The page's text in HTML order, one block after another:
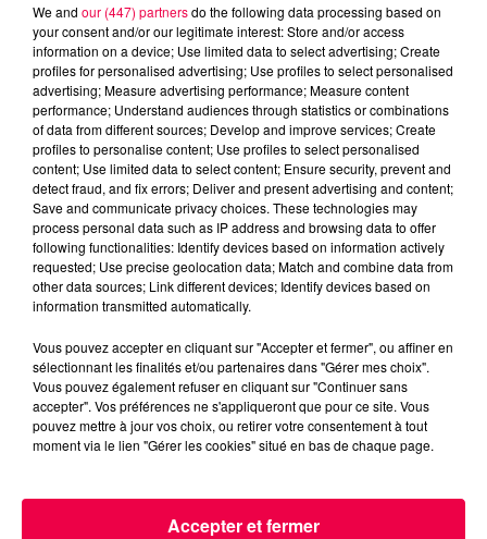
Flash infos
Crédit :Flash infos
18_La_Case_Oncle_Fred_du_jeudi_03_fvrier.mp3
We and our (447) partnersdo the following data processing based on
your consent and/or our legitimate interest: Store and/or access
information on a device; Use limited data to select advertising; Create
profiles for personalised advertising; Use profiles to select personalised
advertising; Measure advertising performance; Measure content
performance; Understand audiences through statistics or combinations
of data from different sources; Develop and improve services; Create
profiles to personalise content; Use profiles to select personalised
content; Use limited data to select content; Ensure security, prevent and
detect fraud, and fix errors; Deliver and present advertising and content;
Save and communicate privacy choices. These technologies may
process personal data such as IP address and browsing data to offer
following functionalities: Identify devices based on information actively
requested; Use precise geolocation data; Match and combine data from
other data sources; Link different devices; Identify devices based on
information transmitted automatically.
Vous pouvez accepter en cliquant sur "Accepter et fermer", ou affiner en
sélectionnant les finalités et/ou partenaires dans "Gérer mes choix".
Vous pouvez également refuser en cliquant sur "Continuer sans
accepter". Vos préférences ne s'appliqueront que pour ce site. Vous
pouvez mettre à jour vos choix, ou retirer votre consentement à tout
moment via le lien "Gérer les cookies" situé en bas de chaque page.
Accepter et fermer